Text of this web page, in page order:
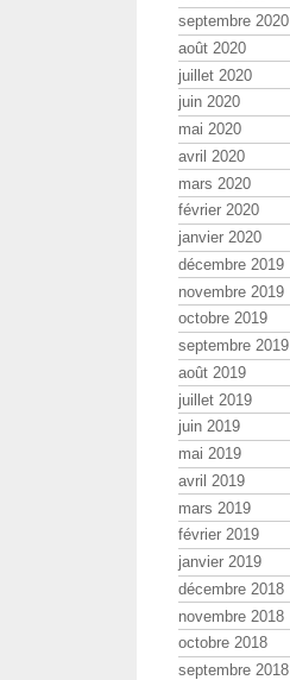
septembre 2020
août 2020
juillet 2020
juin 2020
mai 2020
avril 2020
mars 2020
février 2020
janvier 2020
décembre 2019
novembre 2019
octobre 2019
septembre 2019
août 2019
juillet 2019
juin 2019
mai 2019
avril 2019
mars 2019
février 2019
janvier 2019
décembre 2018
novembre 2018
octobre 2018
septembre 2018